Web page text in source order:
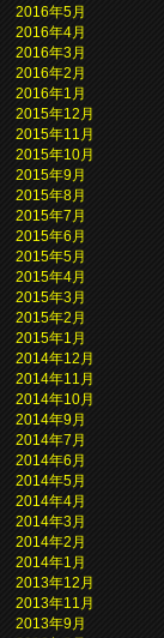
2016年5月
2016年4月
2016年3月
2016年2月
2016年1月
2015年12月
2015年11月
2015年10月
2015年9月
2015年8月
2015年7月
2015年6月
2015年5月
2015年4月
2015年3月
2015年2月
2015年1月
2014年12月
2014年11月
2014年10月
2014年9月
2014年7月
2014年6月
2014年5月
2014年4月
2014年3月
2014年2月
2014年1月
2013年12月
2013年11月
2013年9月